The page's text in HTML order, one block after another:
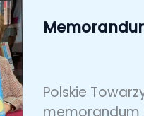
Polskie
memorandum